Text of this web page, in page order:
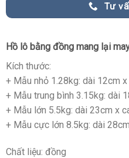
Tư
Hồ lô bằng đồng mang lại
Kích thước:
+ Mẫu nhỏ 1.28kg: dài 12cm
+ Mẫu trung bình 3.15kg: dài
+ Mẫu lớn 5.5kg: dài 23cm x
+ Mẫu cực lớn 8.5kg: dài
Chất liệu: đồng